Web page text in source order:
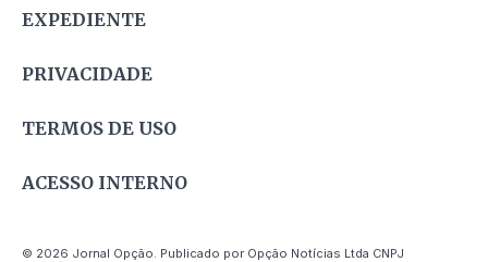
EXPEDIENTE
PRIVACIDADE
TERMOS DE USO
ACESSO INTERNO
© 2026 Jornal Opção. Publicado por Opção Notícias Ltda CNPJ